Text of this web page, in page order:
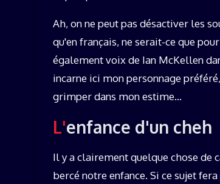
Ah, on ne peut pas désactiver les
qu'en français, ne serait-ce que
également voix de Ian McKellen
incarne ici mon personnage
grimper dans mon estime…
L'enfance d'un cheh
Il y a clairement quelque chose de
bercé notre enfance. Si ce sujet